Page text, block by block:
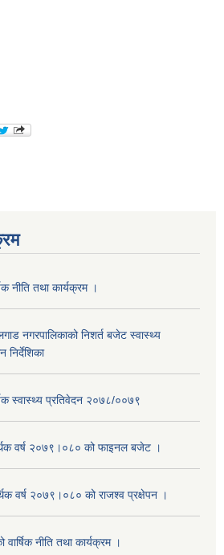
नीति तथा कार्यक्रम ।
नगरपालिकाको निशर्त बजेट स्वास्थ्य
निर्देशिका
स्वास्थ्य प्रतिवेदन २०७८/००७९
वर्ष २०७९।०८० को फाइनल बजेट ।
वर्ष २०७९।०८० को राजश्व प्रक्षेपन ।
नीति तथा कार्यक्रम ।